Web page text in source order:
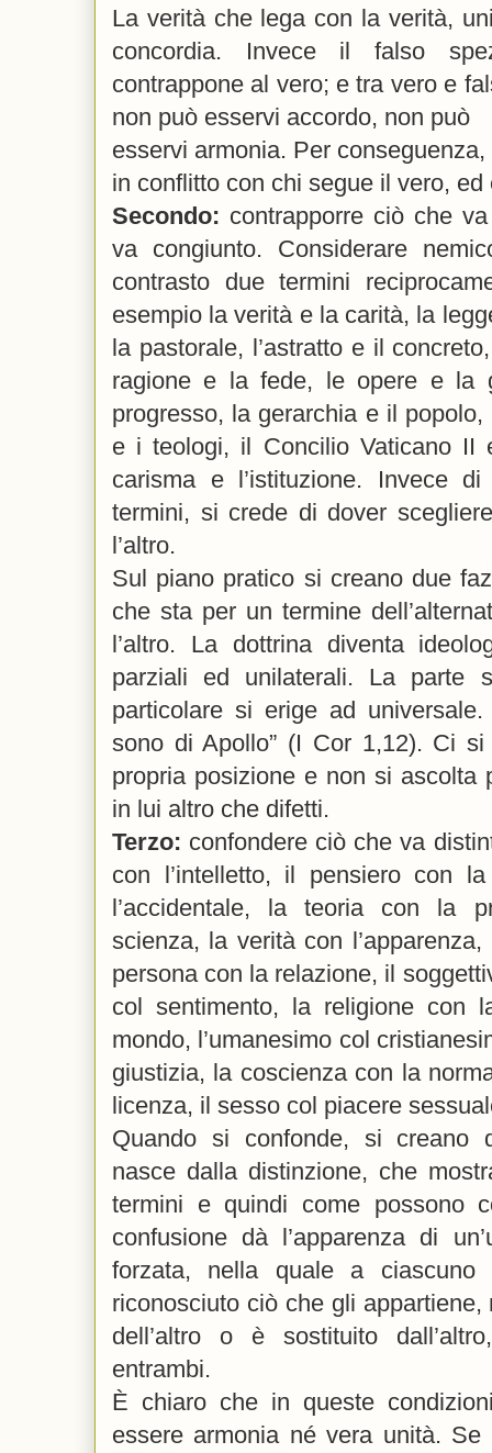
La verità che lega con la verità,
concordia. Invece il falso
contrappone al vero; e tra vero e
non può esservi accordo, non può
esservi armonia. Per
in conflitto con chi segue il vero,
Secondo: contrapporre ciò che
va congiunto. Considerare
contrasto due termini
esempio la verità e la carità, la
la pastorale, l’astratto e il
ragione e la fede, le opere e la
progresso, la gerarchia e il
e i teologi, il Concilio Vaticano II
carisma e l’istituzione. Invece
termini, si crede di dover
l’altro.
Sul piano pratico si creano due
che sta per un termine
l’altro. La dottrina diventa
parziali ed unilaterali. La parte
particolare si erige ad
sono di Apollo” (I Cor 1,12). Ci
propria posizione e non si ascolta
in lui altro che difetti.
Terzo: confondere ciò che va
con l’intelletto, il pensiero con
l’accidentale, la teoria con la
scienza, la verità con
persona con la relazione, il
col sentimento, la religione con
mondo, l’umanesimo col
giustizia, la coscienza con la
licenza, il sesso col piacere
Quando si confonde, si creano
nasce dalla distinzione, che
termini e quindi come possono
confusione dà l’apparenza di
forzata, nella quale a
riconosciuto ciò che gli appartiene,
dell’altro o è sostituito
entrambi.
È chiaro che in queste
essere armonia né vera unità.